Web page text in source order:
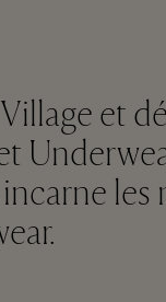
et
les